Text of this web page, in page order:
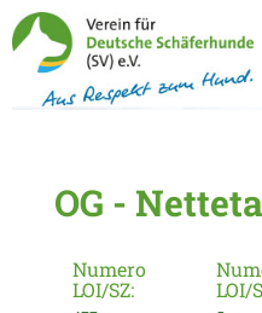
OG -
Numero
LOI/SZ:
LOI/